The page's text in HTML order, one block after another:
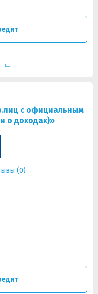
с официальным
о доходах)»
(0)